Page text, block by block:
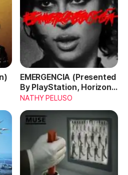
EMERGENCIA (Presented
By PlayStation, Horizon
Forbidden West)
NATHY PELUSO